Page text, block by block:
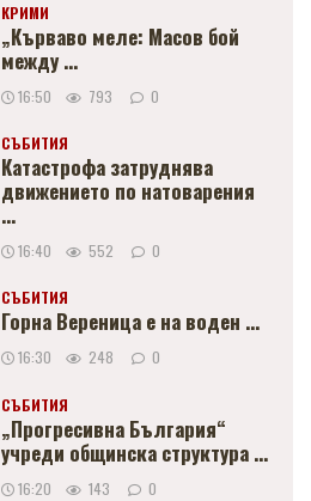
КРИМИ
„Кърваво меле: Масов бой
между ...
16:50 793 0
СЪБИТИЯ
Катастрофа затруднява
движението по натоварения
...
16:40 552 0
СЪБИТИЯ
Горна Вереница е на воден ...
16:30 248 0
СЪБИТИЯ
„Прогресивна България“
учреди общинска структура ...
16:20 143 0